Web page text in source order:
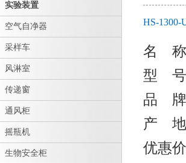
实验装置
空气自净器
采样车
风淋室
传递窗
通风柜
摇瓶机
生物安全柜
HS-
名 称
型 号
品 牌
产 地
优惠